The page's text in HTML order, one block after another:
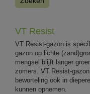
VT Resist
VT Resist-gazon is
gazon op lichte
mengsel blijft langer
zomers. VT Resist-
beworteling ook in
kunnen opnemen.